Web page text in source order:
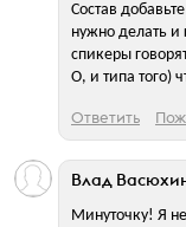
Состав
нужно делать и
спикеры
О, и типа того)
Ответить
Минуточку! Я
Влад